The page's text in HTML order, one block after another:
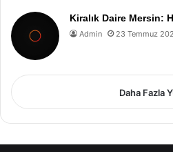
Kiralık Daire Mersin:
Admin 23 Temmuz
Daha Fazla